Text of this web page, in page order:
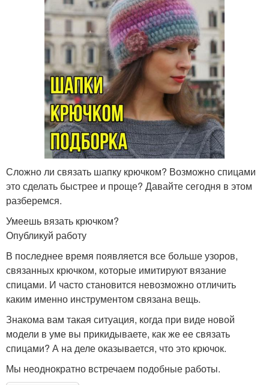
Сложно ли связать шапку крючком? Возможно спицами
это сделать быстрее и проще? Давайте сегодня в этом
разберемся.
Умеешь вязать крючком?
Опубликуй работу
В последнее время появляется все больше узоров,
связанных крючком, которые имитируют вязание
спицами. И часто становится невозможно отличить
каким именно инструментом связана вещь.
Знакома вам такая ситуация, когда при виде новой
модели в уме вы прикидываете, как же ее связать
спицами? А на деле оказывается, что это крючок.
Мы неоднократно встречаем подобные работы.